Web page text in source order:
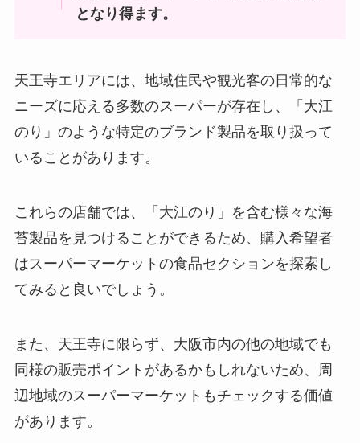
入る？
で購入可能？
毎日骨ケアMBPドラッグストアで
の取扱いは？スーパーで買える？
となり得ます。
天王寺エリアには、地域住民や観光客の日常的な
ニーズに応える多数のスーパーが存在し、「大江
のり」のような特定のブランド製品を取り扱って
いることがあります。
これらの店舗では、「大江のり」を含む様々な海
苔製品を見つけることができるため、購入希望者
はスーパーマーケットの食品セクションを探索し
てみると良いでしょう。
また、天王寺に限らず、大阪市内の他の地域でも
同様の販売ポイントがあるかもしれないため、周
辺地域のスーパーマーケットもチェックする価値
があります。